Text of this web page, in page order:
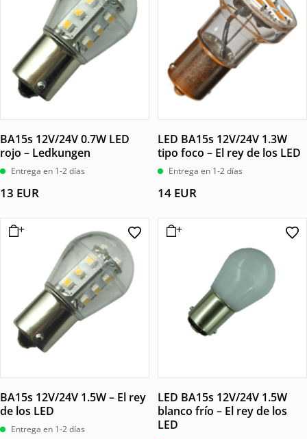
BA15s 12V/24V 0.7W LED
rojo – Ledkungen
Entrega en 1-2 días
13 EUR
LED BA15s 12V/24V 1.3W
tipo foco – El rey de los LED
Entrega en 1-2 días
14 EUR
BA15s 12V/24V 1.5W – El rey
de los LED
Entrega en 1-2 días
LED BA15s 12V/24V 1.5W
blanco frío – El rey de los
LED